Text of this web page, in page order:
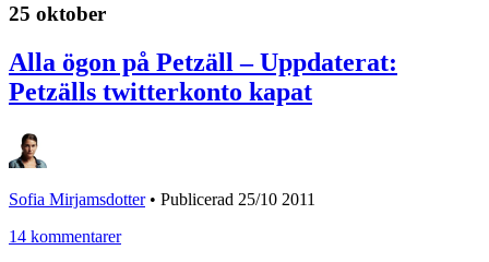
25 oktober
Alla ögon på Petzäll – Uppdaterat:
Petzälls twitterkonto kapat
Sofia Mirjamsdotter• Publicerad 25/10 2011
14 kommentarer